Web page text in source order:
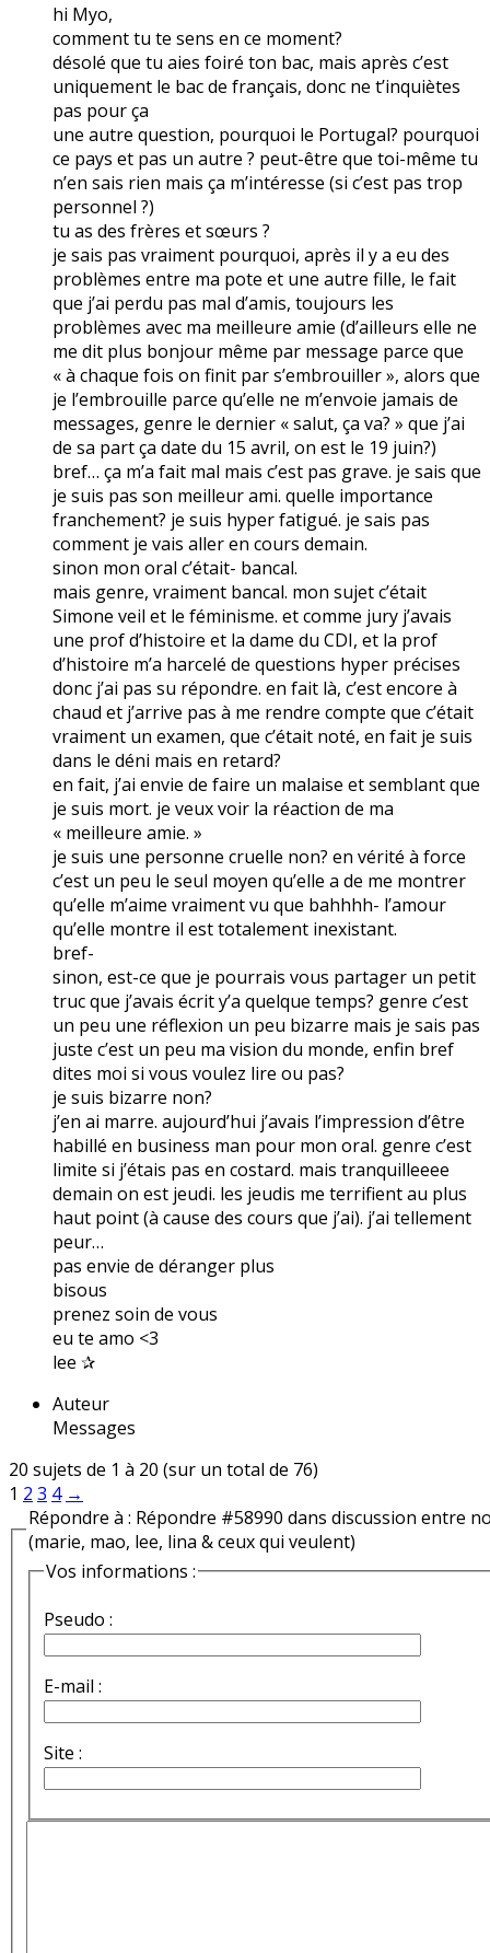
hi Myo,
comment tu te sens en ce moment?
désolé que tu aies foiré ton bac, mais après c’est
uniquement le bac de français, donc ne t’inquiètes
pas pour ça
une autre question, pourquoi le Portugal? pourquoi
ce pays et pas un autre ? peut-être que toi-même tu
n’en sais rien mais ça m’intéresse (si c’est pas trop
personnel ?)
tu as des frères et sœurs ?
je sais pas vraiment pourquoi, après il y a eu des
problèmes entre ma pote et une autre fille, le fait
que j’ai perdu pas mal d’amis, toujours les
problèmes avec ma meilleure amie (d’ailleurs elle ne
me dit plus bonjour même par message parce que
« à chaque fois on finit par s’embrouiller », alors que
je l’embrouille parce qu’elle ne m’envoie jamais de
messages, genre le dernier « salut, ça va? » que j’ai
de sa part ça date du 15 avril, on est le 19 juin?)
bref… ça m’a fait mal mais c’est pas grave. je sais que
je suis pas son meilleur ami. quelle importance
franchement? je suis hyper fatigué. je sais pas
comment je vais aller en cours demain.
sinon mon oral c’était- bancal.
mais genre, vraiment bancal. mon sujet c’était
Simone veil et le féminisme. et comme jury j’avais
une prof d’histoire et la dame du CDI, et la prof
d’histoire m’a harcelé de questions hyper précises
donc j’ai pas su répondre. en fait là, c’est encore à
chaud et j’arrive pas à me rendre compte que c’était
vraiment un examen, que c’était noté, en fait je suis
dans le déni mais en retard?
en fait, j’ai envie de faire un malaise et semblant que
je suis mort. je veux voir la réaction de ma
« meilleure amie. »
je suis une personne cruelle non? en vérité à force
c’est un peu le seul moyen qu’elle a de me montrer
qu’elle m’aime vraiment vu que bahhhh- l’amour
qu’elle montre il est totalement inexistant.
bref-
sinon, est-ce que je pourrais vous partager un petit
truc que j’avais écrit y’a quelque temps? genre c’est
un peu une réflexion un peu bizarre mais je sais pas
juste c’est un peu ma vision du monde, enfin bref
dites moi si vous voulez lire ou pas?
je suis bizarre non?
j’en ai marre. aujourd’hui j’avais l’impression d’être
habillé en business man pour mon oral. genre c’est
limite si j’étais pas en costard. mais tranquilleeee
demain on est jeudi. les jeudis me terrifient au plus
haut point (à cause des cours que j’ai). j’ai tellement
peur…
pas envie de déranger plus
bisous
prenez soin de vous
eu te amo <3
lee ✰
Auteur
Messages
20 sujets de 1 à 20 (sur un total de 76)
1 2 3 4 →
Répondre à : Répondre #58990 dans discussion entre
(marie, mao, lee, lina & ceux qui veulent)
Vos informations :
Pseudo :
E-mail :
Site :